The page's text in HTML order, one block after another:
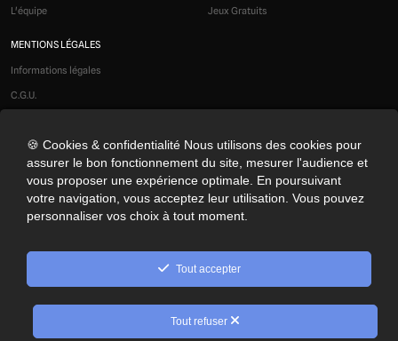
L'équipe
Jeux Gratuits
MENTIONS LÉGALES
Informations légales
C.G.U.
Modération
Confidentialité
Cookies
Préférences cookies
NOS RÉSEAUX SOCIAUX
© 2026 Optimus Gaming. Tous droits réservés.
🍪 Cookies & confidentialité Nous utilisons des cookies pour
assurer le bon fonctionnement du site, mesurer l'audience et
vous proposer une expérience optimale. En poursuivant
votre navigation, vous acceptez leur utilisation. Vous pouvez
personnaliser vos choix à tout moment.
Tout accepter
Tout refuser